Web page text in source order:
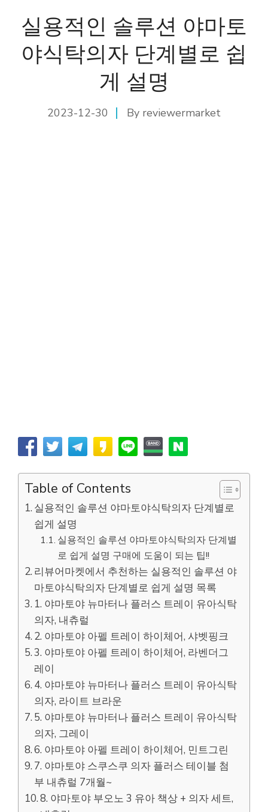
실용적인 솔루션 야마토
야식탁의자 단계별로 쉽
게 설명
2023-12-30 By reviewermarket
Table of Contents
실용적인 솔루션 야마토야식탁의자 단계별로
쉽게 설명
실용적인 솔루션 야마토야식탁의자 단계별
로 쉽게 설명 구매에 도움이 되는 팁!!
리뷰어마켓에서 추천하는 실용적인 솔루션 야
마토야식탁의자 단계별로 쉽게 설명 목록
1. 야마토야 뉴마터나 플러스 트레이 유아식탁
의자, 내츄럴
2. 야마토야 아펠 트레이 하이체어, 샤벳핑크
3. 야마토야 아펠 트레이 하이체어, 라벤더그
레이
4. 야마토야 뉴마터나 플러스 트레이 유아식탁
의자, 라이트 브라운
5. 야마토야 뉴마터나 플러스 트레이 유아식탁
의자, 그레이
6. 야마토야 아펠 트레이 하이체어, 민트그린
7. 야마토야 스쿠스쿠 의자 플러스 테이블 첨
부 내츄럴 7개월~
8. 야마토야 부오노 3 유아 책상 + 의자 세트,